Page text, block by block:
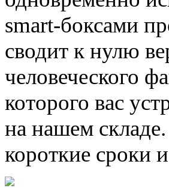
smart-боксами
сводит к нулю
человеческого
которого вас
на нашем
короткие сроки